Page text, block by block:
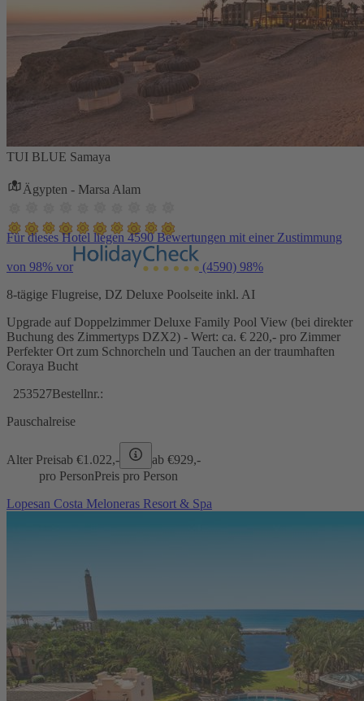
TUI BLUE Samaya
Ägypten - Marsa Alam
Für dieses Hotel liegen 4590 Bewertungen mit einer Zustimmung
von 98% vor (4590) 98%
8-tägige Flugreise, DZ Deluxe Poolseite inkl. AI
Upgrade auf Doppelzimmer Deluxe Family Pool View (bei direkter
Buchung des Zimmertyps DZX2) - Wert: ca. € 220,- pro Zimmer
Perfekter Ort zum Schnorcheln und Tauchen an der traumhaften
Coraya Bucht
253527Bestellnr.:
Pauschalreise
Alter Preisab €1.022,- ab €929,-
pro PersonPreis pro Person
Lopesan Costa Meloneras Resort & Spa